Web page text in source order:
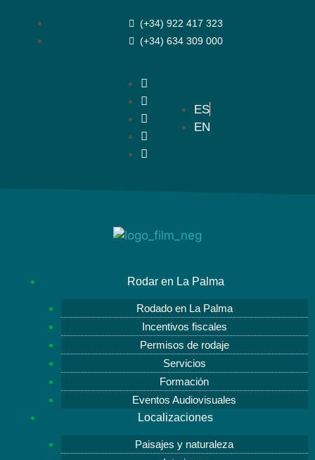
(+34) 922 417 323
(+34) 634 309 000
ES
EN
Rodar en La Palma
Rodado en La Palma
Incentivos fiscales
Permisos de rodaje
Servicios
Formación
Eventos Audiovisuales
Localizaciones
Paisajes y naturaleza